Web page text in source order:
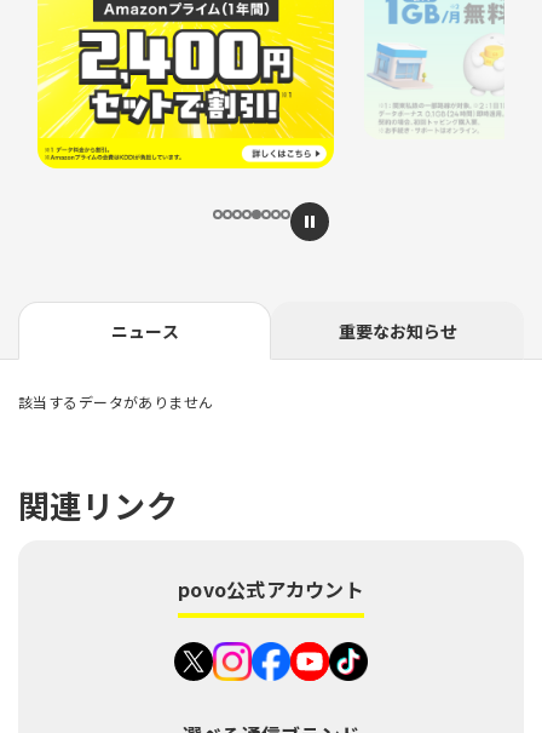
ニュース 重要なお知らせ
該当するデータがありません
関連リンク
povo公式アカウント